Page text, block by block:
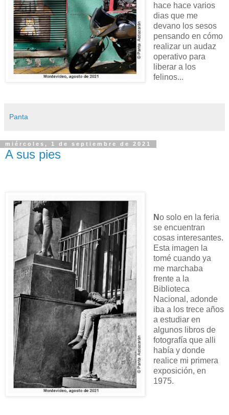
hace hace varios
dias que me
devano los sesos
pensando en cómo
realizar un audaz
operativo para
liberar a los
felinos...
Panta
miércoles, 1 de septiembre de 2021
A sus pies
No solo en la feria
se encuentran
cosas interesantes.
Esta imagen la
tomé cuando ya
me marchaba
frente a la
Biblioteca
Nacional, adonde
iba a los trece años
a estudiar en
algunos libros de
fotografía que alli
había y donde
realice mi primera
exposición, en
1975.